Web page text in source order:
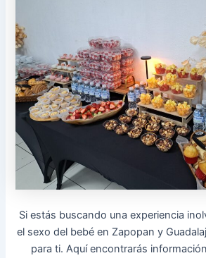
Si estás buscando una experiencia
el sexo del bebé en Zapopan y
para ti. Aquí encontrarás